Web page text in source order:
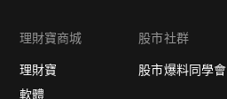
理財寶商城
理財寶
軟體
股市社群
股市爆料同學會